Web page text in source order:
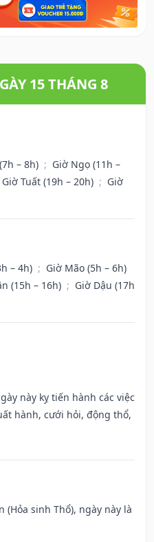
15 THÁNG 8
– 8h) ; Giờ Ngọ (11h –
Giờ Tuất (19h – 20h) ; Giờ
– 4h) ; Giờ Mão (5h – 6h)
(15h – 16h) ; Giờ Dậu (17h
này kỵ tiến hành các việc
hành, cưới hỏi, động thổ,
(Hỏa sinh Thổ), ngày này là